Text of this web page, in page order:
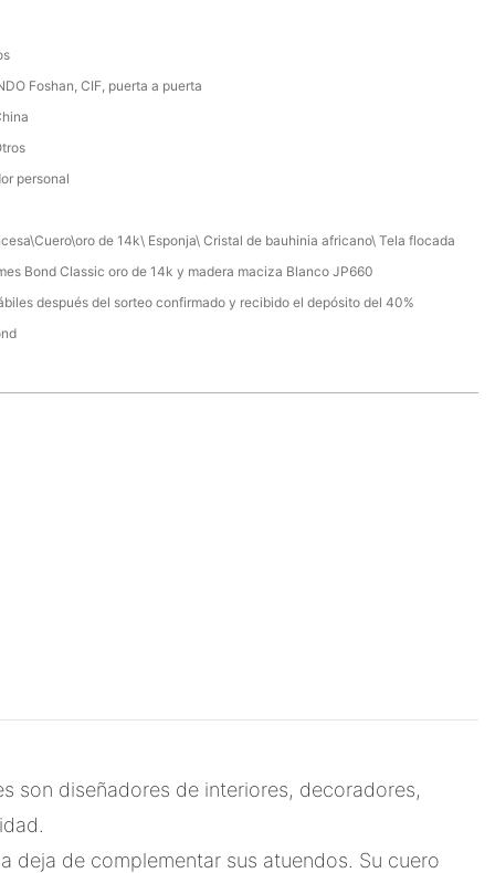
Foshan, CIF, puerta a puerta
personal
de 14k\ Esponja\ Cristal de bauhinia africano\ Tela flocada
Bond Classic oro de 14k y madera maciza Blanco JP660
después del sorteo confirmado y recibido el depósito del 40%
son diseñadores de interiores, decoradores,
deja de complementar sus atuendos. Su cuero